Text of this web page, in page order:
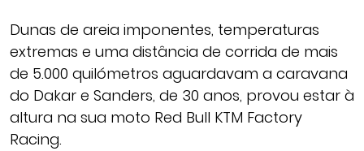
Dunas de areia imponentes, temperaturas
extremas e uma distância de corrida de mais
de 5.000 quilómetros aguardavam a caravana
do Dakar e Sanders, de 30 anos, provou estar à
altura na sua moto Red Bull KTM Factory
Racing.